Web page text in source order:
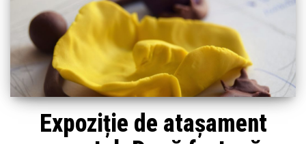
Expoziție de atașament